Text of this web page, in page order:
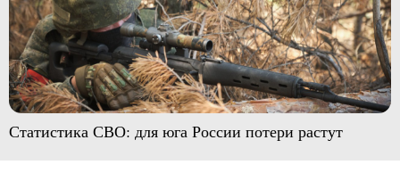
Статистика СВО: для юга России потери растут